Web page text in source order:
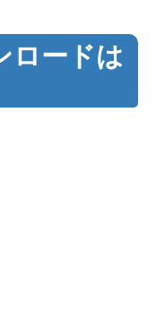
ロードは